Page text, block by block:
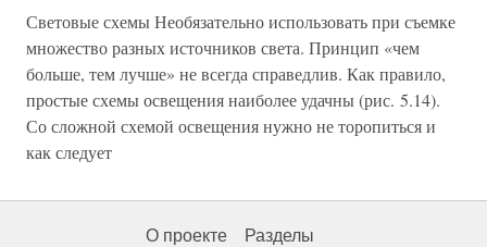
Световые схемы Необязательно использовать при съемке
множество разных источников света. Принцип «чем
больше, тем лучше» не всегда справедлив. Как правило,
простые схемы освещения наиболее удачны (рис. 5.14).
Со сложной схемой освещения нужно не торопиться и
как следует
О проекте Разделы